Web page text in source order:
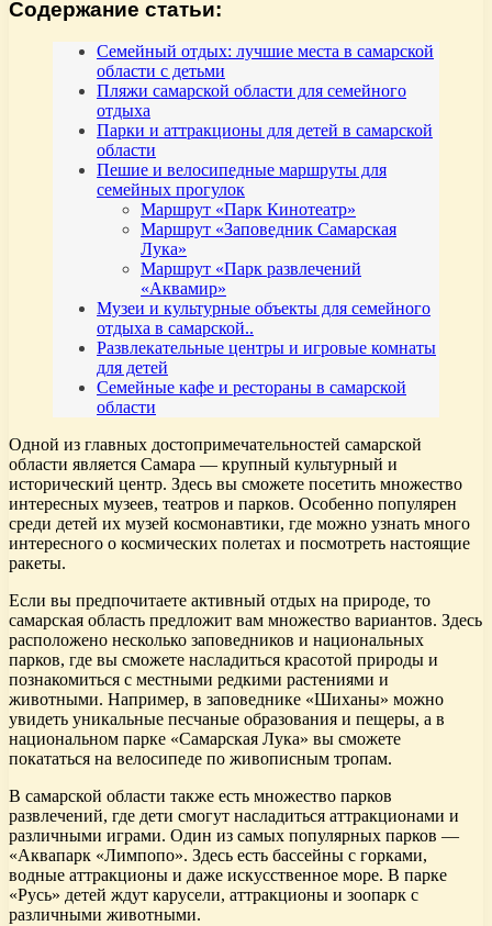
Содержание статьи:
Семейный отдых: лучшие места в самарской
области с детьми
Пляжи самарской области для семейного
отдыха
Парки и аттракционы для детей в самарской
области
Пешие и велосипедные маршруты для
семейных прогулок
Маршрут «Парк Кинотеатр»
Маршрут «Заповедник Самарская
Лука»
Маршрут «Парк развлечений
«Аквамир»
Музеи и культурные объекты для семейного
отдыха в самарской..
Развлекательные центры и игровые комнаты
для детей
Семейные кафе и рестораны в самарской
области
Одной из главных достопримечательностей самарской
области является Самара — крупный культурный и
исторический центр. Здесь вы сможете посетить множество
интересных музеев, театров и парков. Особенно популярен
среди детей их музей космонавтики, где можно узнать много
интересного о космических полетах и посмотреть настоящие
ракеты.
Если вы предпочитаете активный отдых на природе, то
самарская область предложит вам множество вариантов. Здесь
расположено несколько заповедников и национальных
парков, где вы сможете насладиться красотой природы и
познакомиться с местными редкими растениями и
животными. Например, в заповеднике «Шиханы» можно
увидеть уникальные песчаные образования и пещеры, а в
национальном парке «Самарская Лука» вы сможете
покататься на велосипеде по живописным тропам.
В самарской области также есть множество парков
развлечений, где дети смогут насладиться аттракционами и
различными играми. Один из самых популярных парков —
«Аквапарк «Лимпопо». Здесь есть бассейны с горками,
водные аттракционы и даже искусственное море. В парке
«Русь» детей ждут карусели, аттракционы и зоопарк с
различными животными.